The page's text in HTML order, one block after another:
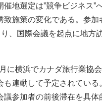
地選定は”競争ビジネス”
施策の変化である。参
、国際会議を起点に地方
横浜でカナダ旅行業協
連動して予定されてい
参加者の前後滞在を具